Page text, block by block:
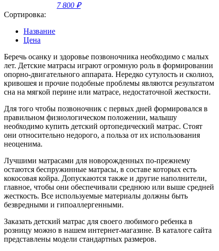
7 800 ₽
Сортировка:
Название
Цена
Беречь осанку и здоровье позвоночника необходимо с малых
лет. Детские матрасы играют огромную роль в формировании
опорно-двигательного аппарата. Нередко сутулость и сколиоз,
кривошея и прочие подобные проблемы являются результатом
сна на мягкой перине или матрасе, недостаточной жесткости.
Для того чтобы позвоночник с первых дней формировался в
правильном физиологическом положении, малышу
необходимо купить детский ортопедический матрас. Стоят
они относительно недорого, а польза от их использования
неоценима.
Лучшими матрасами для новорожденных по-прежнему
остаются беспружинные матрасы, в составе которых есть
кокосовая койра. Допускаются также и другие наполнители,
главное, чтобы они обеспечивали среднюю или выше средней
жесткость. Все используемые материалы должны быть
безвредными и гипоаллергенными.
Заказать детский матрас для своего любимого ребенка в
розницу можно в нашем интернет-магазине. В каталоге сайта
представлены модели стандартных размеров.